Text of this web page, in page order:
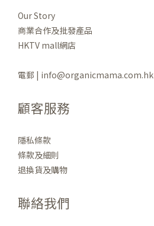
Our Story
商業合作及批發產品
HKTV mall網店
電郵 | info@organicmama.com.hk
顧客服務
隱私條款
條款及細則
退換貨及購物
聯絡我們